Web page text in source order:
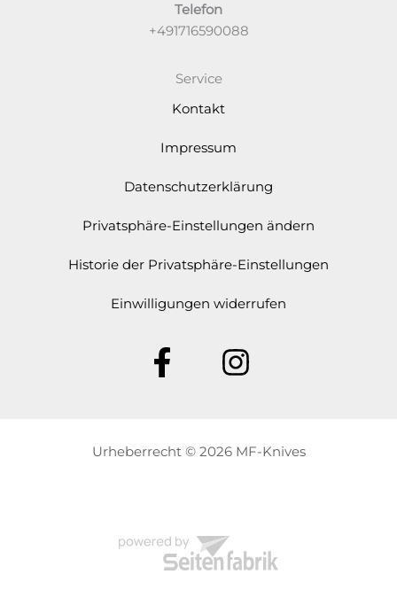
Telefon
+491716590088
Service
Kontakt
Impressum
Datenschutzerklärung
Privatsphäre-Einstellungen ändern
Historie der Privatsphäre-Einstellungen
Einwilligungen widerrufen
Urheberrecht © 2026 MF-Knives